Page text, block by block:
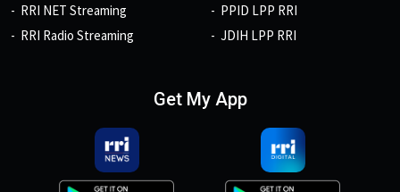
RRI NET Streaming
RRI Radio Streaming
PPID LPP RRI
JDIH LPP RRI
Get My App